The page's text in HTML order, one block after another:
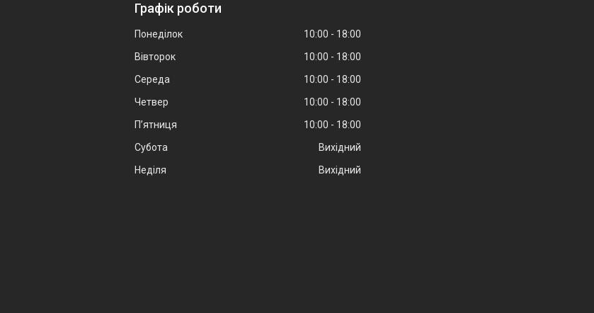
Графік роботи
Понеділок 10:00
18:00
Вівторок
10:00
18:00
Середа
10:00
18:00
Четвер
10:00
18:00
Пʼятниця
10:00
18:00
Субота
Вихідний
Неділя
Вихідний